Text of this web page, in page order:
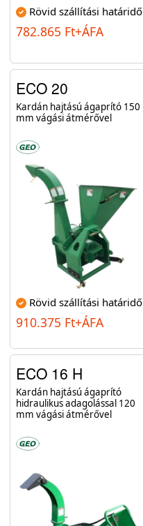
Rövid szállítási határidő
782.865 Ft+ÁFA
ECO 20
Kardán hajtású ágaprító 150
mm vágási átmérővel
Rövid szállítási határidő
910.375 Ft+ÁFA
ECO 16 H
Kardán hajtású ágaprító
hidraulikus adagolással 120
mm vágási átmérővel